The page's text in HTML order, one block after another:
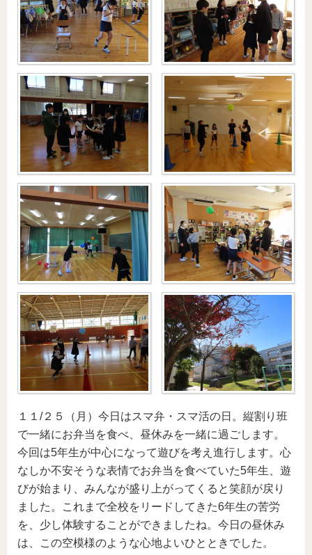
１１/２５（月）今日はスマ弁・スマ活の日。縦割り班
で一緒にお弁当を食べ、昼休みを一緒に過ごします。
今回は5年生が中心になって遊びを考え進行します。心
なしか不安そうな表情でお弁当を食べていた5年生、遊
びが始まり、みんなが盛り上がってくると笑顔が戻り
ました。これまで全校をリードしてきた6年生の苦労
を、少し体験することができましたね。今日の昼休み
は、この空模様のような心地よいひとときでした。